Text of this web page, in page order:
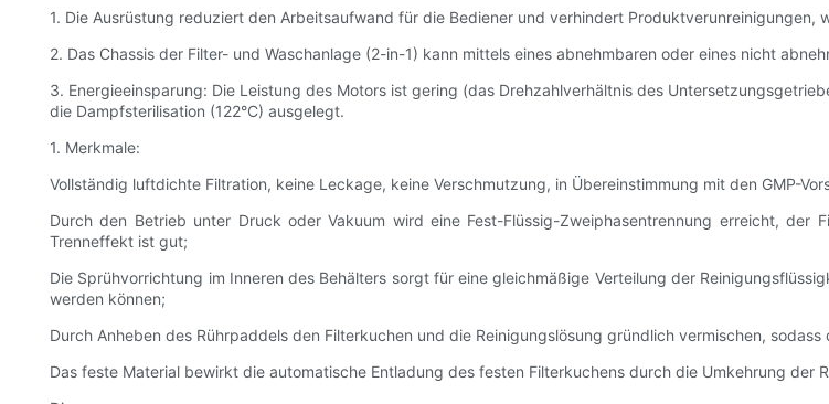
1. Die Ausrüstung reduziert den Arbeitsaufwand für die Bediener und verhindert Produktverunreinigungen,
2. Das Chassis der Filter- und Waschanlage (2-in-1) kann mittels eines abnehmbaren oder eines nicht
3. Energieeinsparung: Die Leistung des Motors ist gering (das Drehzahlverhältnis des
die Dampfsterilisation (122°C) ausgelegt.
1. Merkmale:
Vollständig luftdichte Filtration, keine Leckage, keine Verschmutzung, in Übereinstimmung mit den GMP-
Durch den Betrieb unter Druck oder Vakuum wird eine Fest-Flüssig-Zweiphasentrennung erreicht,
Trenneffekt ist gut;
Die Sprühvorrichtung im Inneren des Behälters sorgt für eine gleichmäßige Verteilung der
werden können;
Durch Anheben des Rührpaddels den Filterkuchen und die Reinigungslösung gründlich vermischen,
Das feste Material bewirkt die automatische Entladung des festen Filterkuchens durch die Umkehrung der